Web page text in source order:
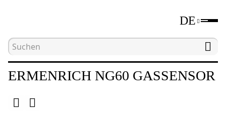
DE
Hauptseite Geräte für
ERMENRICH NG60 GASSENSOR